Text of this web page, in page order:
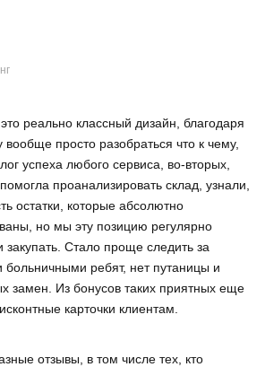
реально классный дизайн, благодаря
вообще просто разобраться что к чему,
успеха любого сервиса, во-вторых,
проанализировать склад, узнали,
остатки, которые абсолютно
но мы эту позицию регулярно
закупать. Стало проще следить за
больничными ребят, нет путаницы и
замен. Из бонусов таких приятных еще
карточки клиентам.
отзывы, в том числе тех, кто